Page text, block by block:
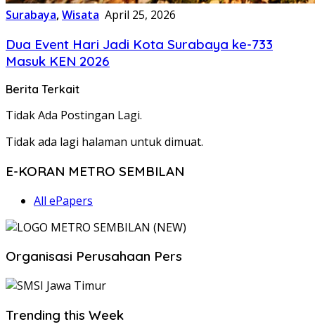
Surabaya,Wisata April 25, 2026
Dua Event Hari Jadi Kota Surabaya ke-733
Masuk KEN 2026
Berita Terkait
Tidak Ada Postingan Lagi.
Tidak ada lagi halaman untuk dimuat.
E-KORAN METRO SEMBILAN
All ePapers
Organisasi Perusahaan Pers
Trending this Week